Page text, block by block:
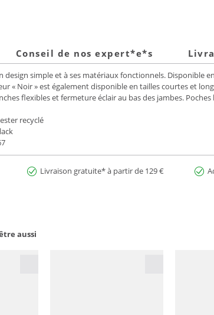
Conseil de nos expert*e*s
design simple et à ses matériaux fonctionnels.
« Noir » est également disponible en tailles courtes et
flexibles et fermeture éclair au bas des jambes.
recyclé
Livraison gratuite* à partir de 129 €
aussi